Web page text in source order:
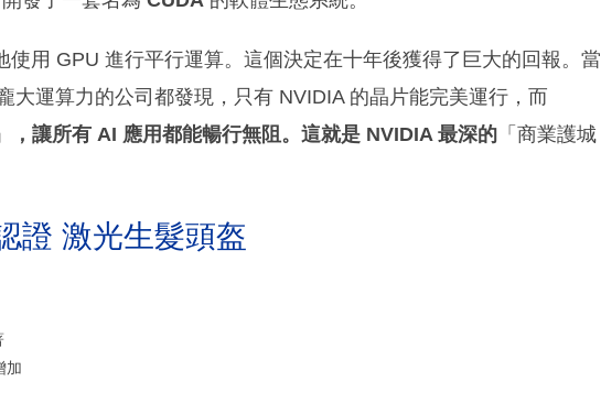
用 GPU 進行平行運算。這個決定在十年後獲得了巨大的回報。當
大運算力的公司都發現，只有 NVIDIA 的晶片能完美運行，而
，讓所有 AI 應用都能暢行無阻。這就是 NVIDIA 最深的 「商業護城
證 激光生髮頭盔
加